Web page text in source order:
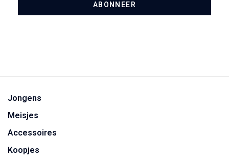
ABONNEER
Jongens
Meisjes
Accessoires
Koopjes